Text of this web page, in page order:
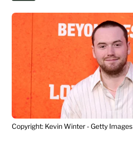
Copyright: Kevin Winter - Getty Images